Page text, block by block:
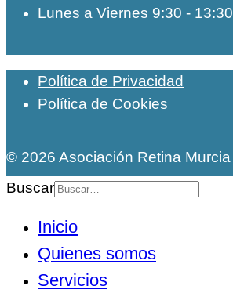
Lunes a Viernes 9:30 - 13:30
Política de Privacidad
Política de Cookies
© 2026 Asociación Retina Murcia
Buscar
Inicio
Quienes somos
Servicios